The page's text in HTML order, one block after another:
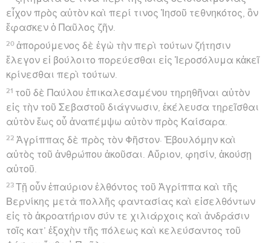
τοῦτο γὰρ ὤφθην σοι, προχειρίσασθαί σε ὑπηρέτην
καὶ μάρτυρα ὧν τε εἶδές με ὧν τε ὀφθήσομαί σοι,
ἐξαιρούμενός σε ἐκ τοῦ λαοῦ καὶ ἐκ τῶν ἐθνῶν, εἰς
οὓς ἐγὼ ἀποστέλλω σε
18 ἀνοῖξαι ὀφθαλμοὺς αὐτῶν, τοῦ ἐπιστρέψαι ἀπὸ
σκότους εἰς φῶς καὶ τῆς ἐξουσίας τοῦ Σατανᾶ ἐπὶ τὸν
θεόν, τοῦ λαβεῖν αὐτοὺς ἄφεσιν ἁμαρτιῶν καὶ κλῆρον
ἐν τοῖς ἡγιασμένοις πίστει τῇ εἰς ἐμέ.
Paul parle de son œuvre
19 Ὅθεν, βασιλεῦ Ἀγρίππα, οὐκ ἐγενόμην ἀπειθὴς τῇ
οὐρανίῳ ὀπτασίᾳ,
20 ἀλλὰ τοῖς ἐν Δαμασκῷ πρῶτόν τε καὶ
Ἱεροσολύμοις, πᾶσάν τε τὴν χώραν τῆς Ἰουδαίας, καὶ
τοῖς ἔθνεσιν ἀπήγγελλον μετανοεῖν καὶ ἐπιστρέφειν